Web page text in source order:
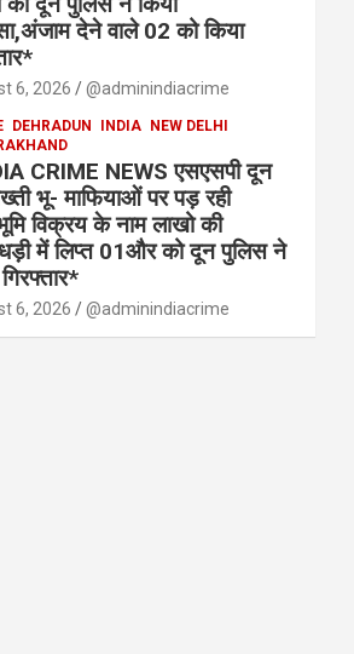
देने वाले 02 को किया
6, 2026 @adminindiacrime
DEHRADUN INDIA
NEW DELHI
CRIME NEWS एसएसपी दून
भू- माफियाओं पर पड़ रही
विक्रय के नाम लाखो की
में लिप्त 01और को दून पुलिस ने
6, 2026 @adminindiacrime